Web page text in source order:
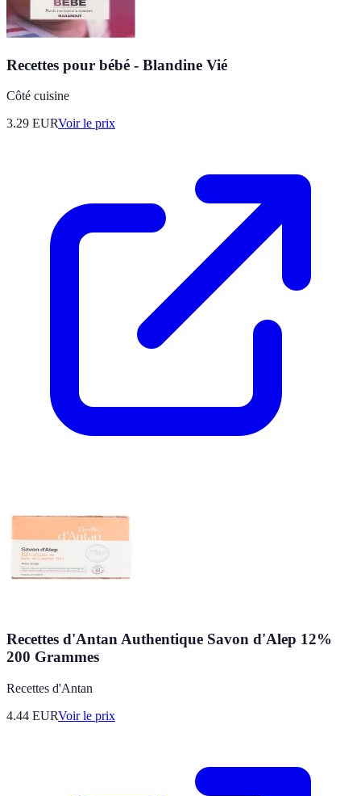
Recettes pour bébé - Blandine Vié
Côté cuisine
3.29 EURVoir le prix
Recettes d'Antan Authentique Savon d'Alep 12%
200 Grammes
Recettes d'Antan
4.44 EURVoir le prix